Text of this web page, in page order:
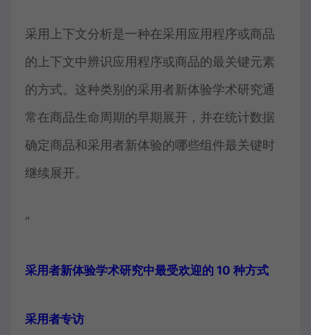
采用上下文分析是一种在采用应用程序或商品
的上下文中辨识应用程序或商品的最关键元素
的方式。这种类别的采用者新体验学术研究通
常在商品生命周期的早期展开，并在统计数据
确定商品和采用者新体验的哪些组件最关键时
继续展开。
“
采用者新体验学术研究中最受欢迎的 10 种方式
采用者专访